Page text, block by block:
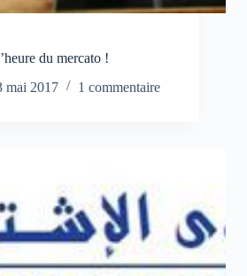
du mercato !
mai 2017 1 commentaire